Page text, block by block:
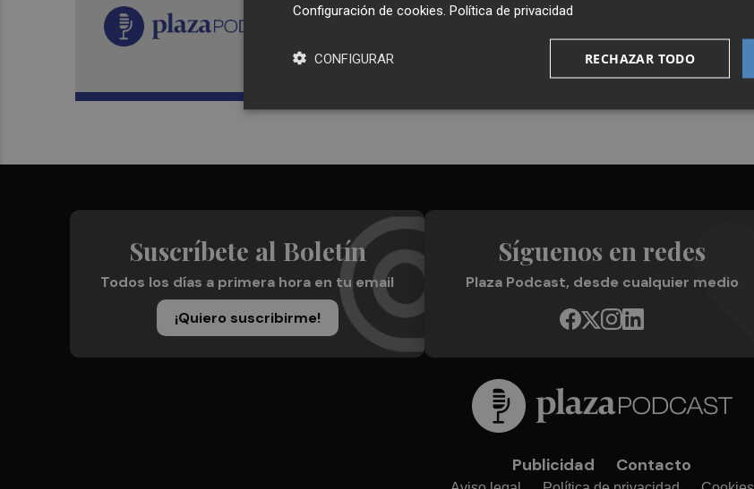
Recibe toda la actualidad de
Plaza Podcast en tu correo
Suscríbete al Boletín
Todos los días a primera hora en tu email
¡Quiero suscribirme!
Síguenos en redes
Plaza Podcast, desde cualquier medio
Publicidad Contacto
Configuración de cookies Política de privacidad
RECHAZAR TODO
CONFIGURAR